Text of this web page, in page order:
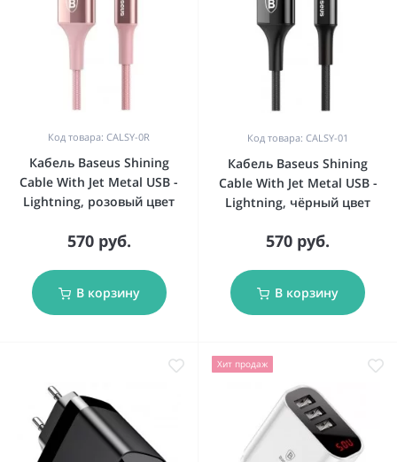
Код товара: CALSY-0R
Кабель Baseus Shining
Cable With Jet Metal USB -
Lightning, розовый цвет
570 руб.
В корзину
Код товара: CALSY-01
Кабель Baseus Shining
Cable With Jet Metal USB -
Lightning, чёрный цвет
570 руб.
В корзину
Хит продаж